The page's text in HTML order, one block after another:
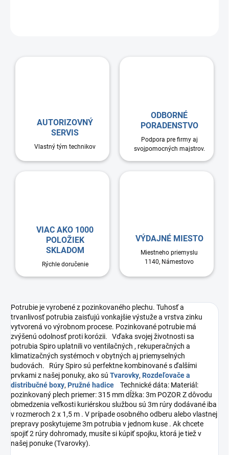
AUTORIZOVNÝ
SERVIS
Vlastný tým technikov
ODBORNÉ
PORADENSTVO
Podpora pre firmy aj
svojpomocných majstrov.
VIAC AKO 1000
POLOŽIEK
SKLADOM
Rýchle doručenie
VÝDAJNÉ MIESTO
Miestneho priemyslu
1140, Námestovo
Potrubie je vyrobené z pozinkovaného plechu. Tuhosť a
trvanlivosť potrubia zaisťujú vonkajšie výstuže a vrstva zinku
vytvorená vo výrobnom procese. Pozinkované potrubie má
zvýšenú odolnosť proti korózii. Vďaka svojej životnosti sa
potrubia Spiro uplatnili vo ventilačných , rekuperačných a
klimatizačných systémoch v obytných aj priemyselných
budovách. Rúry Spiro sú perfektne kombinované s ďalšími
prvkami z našej ponuky, ako sú Tvarovky, Rozdeľovače a
distribučné boxy, Pružné hadice
Technické dáta: Materiál:
pozinkovaný plech priemer: 315 mm dĺžka: 3m POZOR Z dôvodu
obmedzenia veľkosti kuriérskou službou sú 3m rúry dodávané iba
v rozmeroch 2 x 1,5 m . V prípade osobného odberu alebo vlastnej
prepravy poskytujeme 3m potrubia v jednom kuse . Ak chcete
spojiť 2 rúry dohromady, musíte si kúpiť spojku, ktorá je tiež v
našej ponuke (Tvarovky).